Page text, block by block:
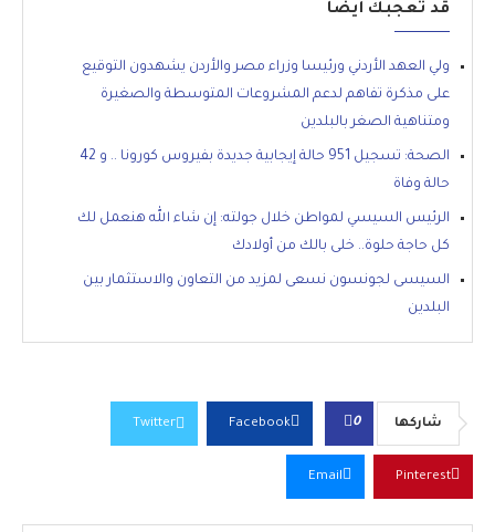
قد تعجبك أيضاً
ولي العهد الأردني ورئيسا وزراء مصر والأردن يشهدون التوقيع
على مذكرة تفاهم لدعم المشروعات المتوسطة والصغيرة
ومتناهية الصغر بالبلدين
الصحة: تسجيل 951 حالة إيجابية جديدة بفيروس كورونا .. و 42
حالة وفاة
الرئيس السيسي لمواطن خلال جولته: إن شاء الله هنعمل لك
كل حاجة حلوة.. خلى بالك من أولادك
السيسى لجونسون نسعى لمزيد من التعاون والاستثمار بين
البلدين
شاركها 0
Facebook
Twitter
Pinterest
Email